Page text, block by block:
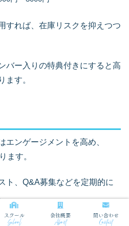
すれば、在庫リスクを抑えつつ
バー入りの特典付きにすると高
ます。
エンゲージメントを高め、
ます。
ト、Q&A募集などを定期的に
ッズやサインを用意すると応募
スクール
School
会社概要
About
問い合わせ
Contact